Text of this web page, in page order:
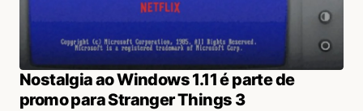
Nostalgia ao Windows 1.11 é parte de
promo para Stranger Things 3